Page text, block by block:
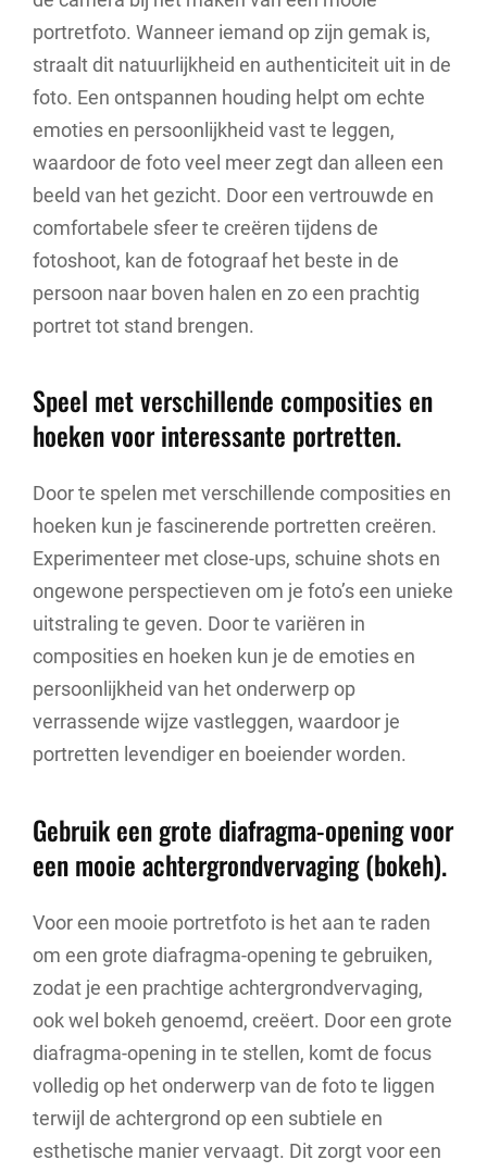
portretfoto. Wanneer iemand op zijn gemak is,
straalt dit natuurlijkheid en authenticiteit uit in de
foto. Een ontspannen houding helpt om echte
emoties en persoonlijkheid vast te leggen,
waardoor de foto veel meer zegt dan alleen een
beeld van het gezicht. Door een vertrouwde en
comfortabele sfeer te creëren tijdens de
fotoshoot, kan de fotograaf het beste in de
persoon naar boven halen en zo een prachtig
portret tot stand brengen.
Speel met verschillende composities en
hoeken voor interessante portretten.
Door te spelen met verschillende composities en
hoeken kun je fascinerende portretten creëren.
Experimenteer met close-ups, schuine shots en
ongewone perspectieven om je foto’s een unieke
uitstraling te geven. Door te variëren in
composities en hoeken kun je de emoties en
persoonlijkheid van het onderwerp op
verrassende wijze vastleggen, waardoor je
portretten levendiger en boeiender worden.
Gebruik een grote diafragma-opening voor
een mooie achtergrondvervaging (bokeh).
Voor een mooie portretfoto is het aan te raden
om een grote diafragma-opening te gebruiken,
zodat je een prachtige achtergrondvervaging,
ook wel bokeh genoemd, creëert. Door een grote
diafragma-opening in te stellen, komt de focus
volledig op het onderwerp van de foto te liggen
terwijl de achtergrond op een subtiele en
esthetische manier vervaagt. Dit zorgt voor een